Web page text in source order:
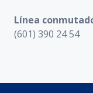
Línea
(601) 390 24 54